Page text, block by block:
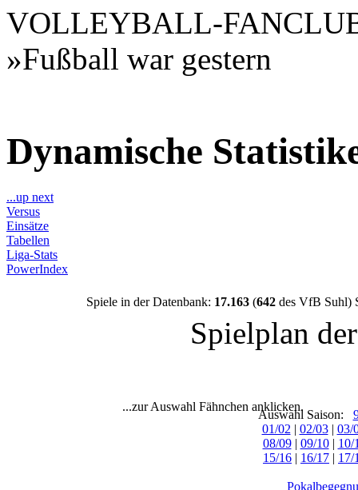
VOLLEYBALL-
»Fußball war gestern
Dynamische
...up next
Versus
Einsätze
Tabellen
Liga-Stats
PowerIndex
Spiele in der Datenbank: 17.163(642des VfB Suhl)
Spielplan
...zur Auswahl Fähnchen anklicken.
Auswahl Saison:
01/02 | 02/03| 03/
08/09| 09/10| 10/
15/16 | 16/17 | 17/